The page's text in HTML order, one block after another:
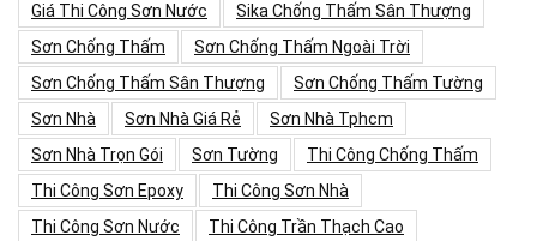
Giá Thi Công Sơn Nước
Sika Chống Thấm Sân Thượng
Sơn Chống Thấm
Sơn Chống Thấm Ngoài Trời
Sơn Chống Thấm Sân Thượng
Sơn Chống Thấm Tường
Sơn Nhà
Sơn Nhà Giá Rẻ
Sơn Nhà Tphcm
Sơn Nhà Trọn Gói
Sơn Tường
Thi Công Chống Thấm
Thi Công Sơn Epoxy
Thi Công Sơn Nhà
Thi Công Sơn Nước
Thi Công Trần Thạch Cao